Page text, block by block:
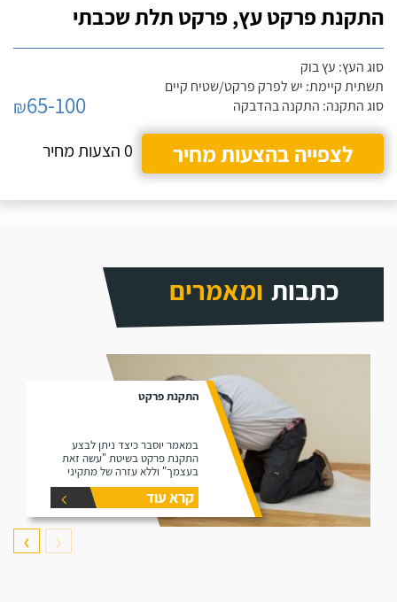
התקנת פרקט עץ, פרקט תלת שכבתי
סוג העץ: עץ בוק
תשתית קיימת: יש לפרק פרקט/שטיח קיים
סוג התקנה: התקנה בהדבקה
₪65-100
לצפייה בהצעות מחיר
0 הצעות מחיר
כתבות ומאמרים
התקנת פרקט
במאמר יוסבר כיצד ניתן לבצע
התקנת פרקט בשיטת "עשה זאת
בעצמך" וללא עזרה של מתקיני
פרקטים.
קרא עוד
❮
❯